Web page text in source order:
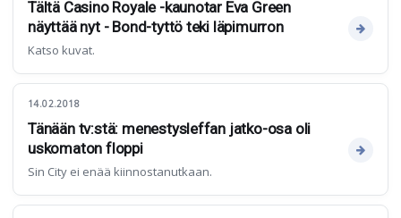
Tältä Casino Royale -kaunotar Eva Green
näyttää nyt - Bond-tyttö teki läpimurron
Katso kuvat.
14.02.2018
Tänään tv:stä: menestysleffan jatko-osa oli
uskomaton floppi
Sin City ei enää kiinnostanutkaan.